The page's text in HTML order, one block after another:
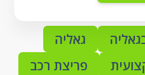
גאליה
פריצת רכב